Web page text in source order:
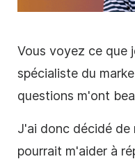
Vous voyez ce que
spécialiste du
questions m'ont
J'ai donc décidé de
pourrait m'aider à